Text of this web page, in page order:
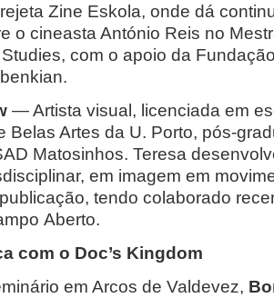
Zine Eskola, onde dá
o cineasta António Reis no
com o apoio da
— Artista visual, licenciada em
Belas Artes da U. Porto, pós-
Matosinhos. Teresa
em imagem em
tendo colaborado
Aberto.
com o Doc’s Kingdom
em Arcos de Valdevez,